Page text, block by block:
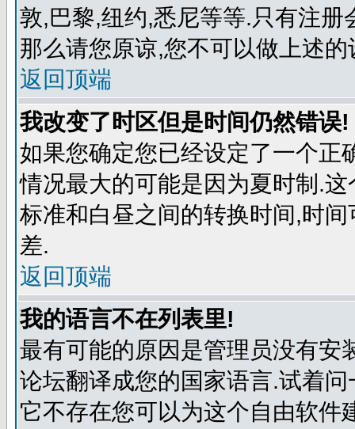
敦,巴黎,纽约,悉尼等等.只有注
那么请您原谅,您不可以做上述的
返回顶端
我改变了时区但是时间仍然错误!
如果您确定您已经设定了一个正
情况最大的可能是因为夏时制.
标准和白昼之间的转换时间,时
差.
返回顶端
我的语言不在列表里!
最有可能的原因是管理员没有安
论坛翻译成您的国家语言.试着
它不存在您可以为这个自由软件